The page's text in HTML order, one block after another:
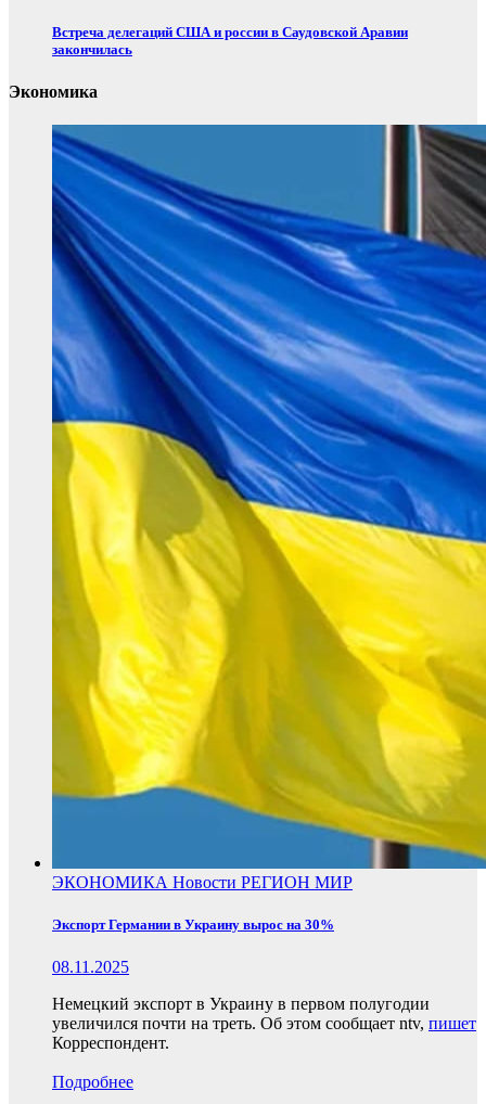
Встреча делегаций США и россии в Саудовской Аравии
закончилась
Экономика
ЭКОНОМИКА Новости РЕГИОН МИР
Экспорт Германии в Украину вырос на 30%
08.11.2025
Немецкий экспорт в Украину в первом полугодии
увеличился почти на треть. Об этом сообщает ntv, пишет
Корреспондент.
Подробнее